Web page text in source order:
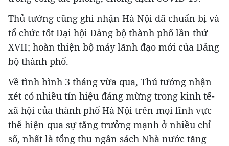
Thủ tướng cũng ghi nhận Hà Nội đã chuẩn bị và
tổ chức tốt Đại hội Đảng bộ thành phố lần thứ
XVII; hoàn thiện bộ máy lãnh đạo mới của Đảng
bộ thành phố.
Về tình hình 3 tháng vừa qua, Thủ tướng nhận
xét có nhiều tín hiệu đáng mừng trong kinh tế-
xã hội của thành phố Hà Nội trên mọi lĩnh vực
thể hiện qua sự tăng trưởng mạnh ở nhiều chỉ
số, nhất là tổng thu ngân sách Nhà nước tăng